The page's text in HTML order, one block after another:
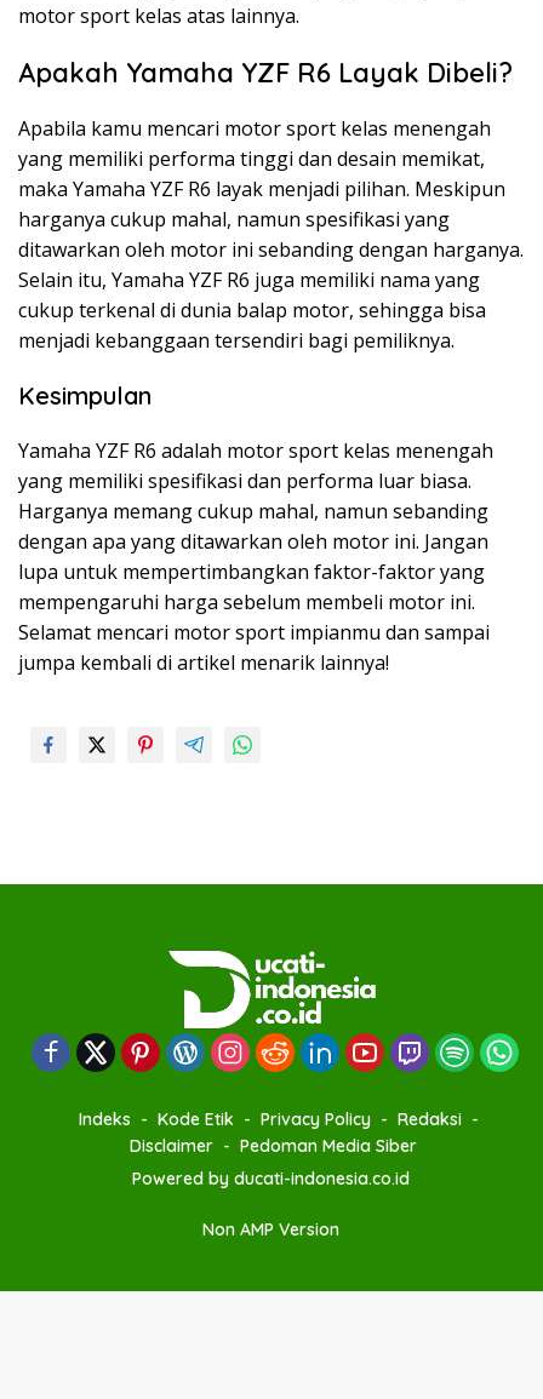
motor sport kelas atas lainnya.
Apakah Yamaha YZF R6 Layak Dibeli?
Apabila kamu mencari motor sport kelas menengah
yang memiliki performa tinggi dan desain memikat,
maka Yamaha YZF R6 layak menjadi pilihan. Meskipun
harganya cukup mahal, namun spesifikasi yang
ditawarkan oleh motor ini sebanding dengan harganya.
Selain itu, Yamaha YZF R6 juga memiliki nama yang
cukup terkenal di dunia balap motor, sehingga bisa
menjadi kebanggaan tersendiri bagi pemiliknya.
Kesimpulan
Yamaha YZF R6 adalah motor sport kelas menengah
yang memiliki spesifikasi dan performa luar biasa.
Harganya memang cukup mahal, namun sebanding
dengan apa yang ditawarkan oleh motor ini. Jangan
lupa untuk mempertimbangkan faktor-faktor yang
mempengaruhi harga sebelum membeli motor ini.
Selamat mencari motor sport impianmu dan sampai
jumpa kembali di artikel menarik lainnya!
Indeks Kode Etik Privacy Policy
Redaksi
Disclaimer
Pedoman Media Siber
Powered by ducati-indonesia.co.id
Non AMP Version